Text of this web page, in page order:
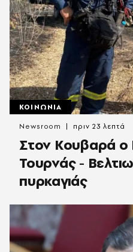
ΚΟΙΝΩΝΙΑ
Στον Κουβαρά ο
Τουρνάς -
πυρκαγιάς
Newsroom πριν 23 λεπτά